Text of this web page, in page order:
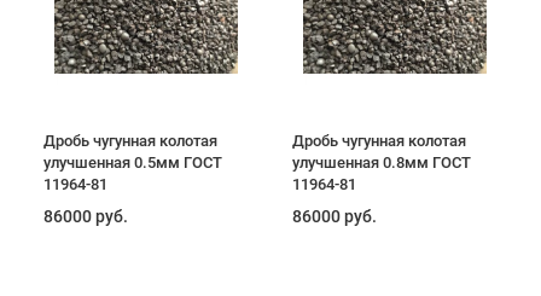
Дробь чугунная колотая
улучшенная 0.5мм ГОСТ
11964-81
86000 руб.
Дробь чугунная колотая
улучшенная 0.8мм ГОСТ
11964-81
86000 руб.